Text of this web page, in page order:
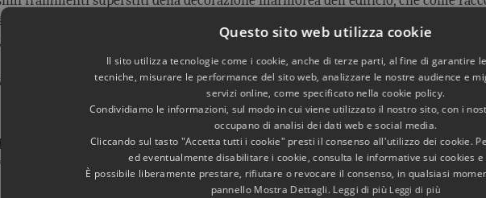
sui Goti di Vitige quando assediarono il Castello nel 537 d.C.. C’è un rilievo
purtroppo sono tutto quel che rimane, ma danno un’idea della superba
in bronzo dorato che secondo le fonti antiche decoravano la cancellata del
le sale dell'appartamento di papa Paolo III Farnese, dove sono esposti
quella di Amore e Psiche, la Sala dell’Adrianeo, la Sala dei Festoni e la Cagliostra,
Questo sito web utilizza cookie
Il sito utilizza tecnologie come i cookie, anche di terze parti, al fine di garantire
tecniche, misurare le performance del sito web, analizzare le nostre audience e
servizi online, come specificato nella cookie policy.
Condividiamo le informazioni, sul modo in cui viene utilizzato il nostro sito, con i
occupano di analisi dei dati web e social media.
Cliccando sul tasto "Accetta tutti i cookie" presti il consenso all'utilizzo dei cookie.
ed eventualmente disabilitare i cookie, consulta le informative sui cookies
È possibile liberamente prestare, rifiutare o revocare il consenso, in qualsiasi
pannello Mostra Dettagli. Leggi di piùLeggi di più